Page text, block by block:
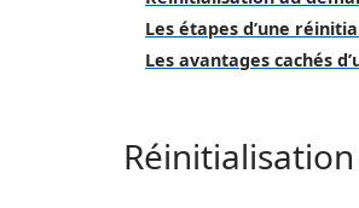
Les étapes d’une
Les avantages cachés